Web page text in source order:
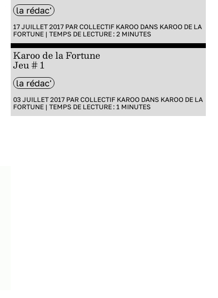
la rédac'
17 JUILLET 2017 PARCOLLECTIF KAROODANS KAROO DE LA
FORTUNE| TEMPS DE LECTURE : 2 MINUTES
Karoo de la Fortune
Jeu # 1
la rédac'
03 JUILLET 2017 PARCOLLECTIF KAROODANS KAROO DE LA
FORTUNE| TEMPS DE LECTURE : 1 MINUTES